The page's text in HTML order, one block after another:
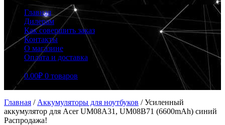
Главная
Дилерам
Как совершить заказ
Контакты
О магазине
Оплата и доставка
0.00₽ 0 товаров
Главная / Аккумуляторы для ноутбуков /Усиленный
аккумулятор для Acer UM08A31, UM08B71 (6600mAh) синий
Распродажа!